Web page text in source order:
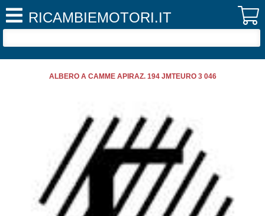
RICAMBIEMOTORI.IT
ALBERO A CAMME APIRAZ. 194 JMTEURO 3 046